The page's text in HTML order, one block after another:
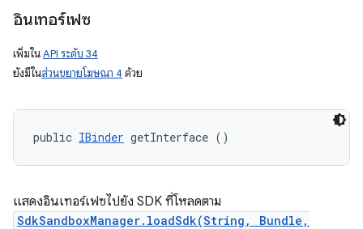
อินเทอร์เฟซ
เพิ่มในAPI ระดับ 34
ยังมีในส่วนขยายโฆษณา 4 ด้วย
public IBinder getInterface ()
แสดงอินเทอร์เฟซไปยัง SDK ที่โหลดตาม
SdkSandboxManager.loadSdk(String, Bundle,